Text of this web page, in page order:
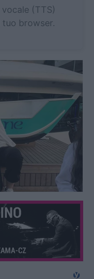
(TTS)
browser.